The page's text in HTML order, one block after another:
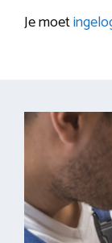
Je moet